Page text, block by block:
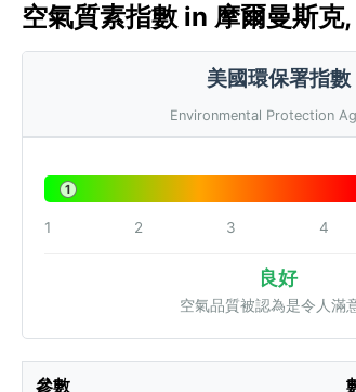
空氣質素指數 in 摩爾曼斯
美國環保署指數
Environmental Protection
1
1 2 3 4
良好
空氣品質被認為是令人滿
參數